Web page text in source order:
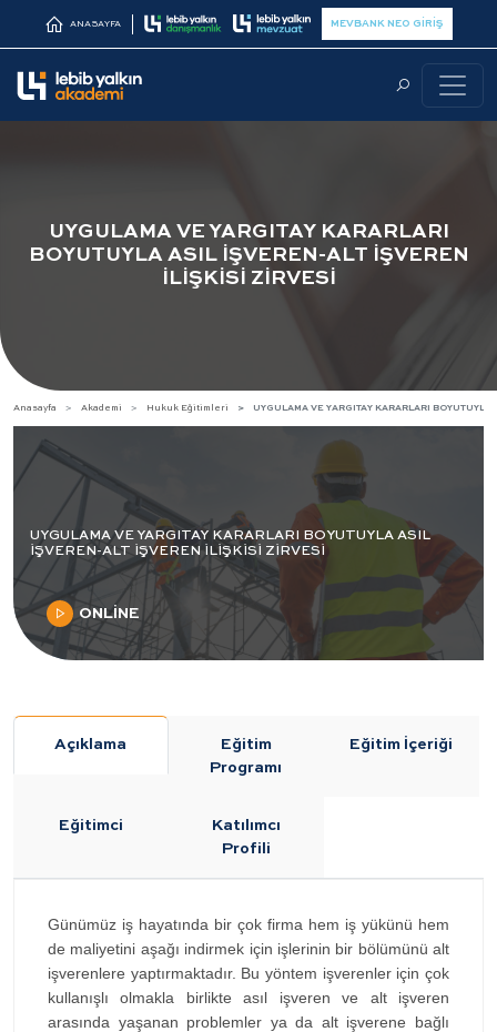
ANASAYFA MEVBANK NEO GİRİŞ
UYGULAMA VE YARGITAY KARARLARI
BOYUTUYLA ASIL İŞVEREN-ALT İŞVEREN
İLİŞKİSİ ZİRVESİ
Anasayfa Akademi Hukuk Eğitimleri UYGULAMA VE YARGITAY KARARLARI
UYGULAMA VE YARGITAY KARARLARI BOYUTUYLA ASIL
İŞVEREN-ALT İŞVEREN İLİŞKİSİ ZİRVESİ
ONLİNE
Açıklama
Eğitim
Programı
Eğitim İçeriği
Eğitimci
Katılımcı
Profili
Günümüz iş hayatında bir çok firma hem iş yükünü hem
de maliyetini aşağı indirmek için işlerinin bir bölümünü alt
işverenlere yaptırmaktadır. Bu yöntem işverenler için çok
kullanışlı olmakla birlikte asıl işveren ve alt işveren
arasında yaşanan problemler ya da alt işverene bağlı